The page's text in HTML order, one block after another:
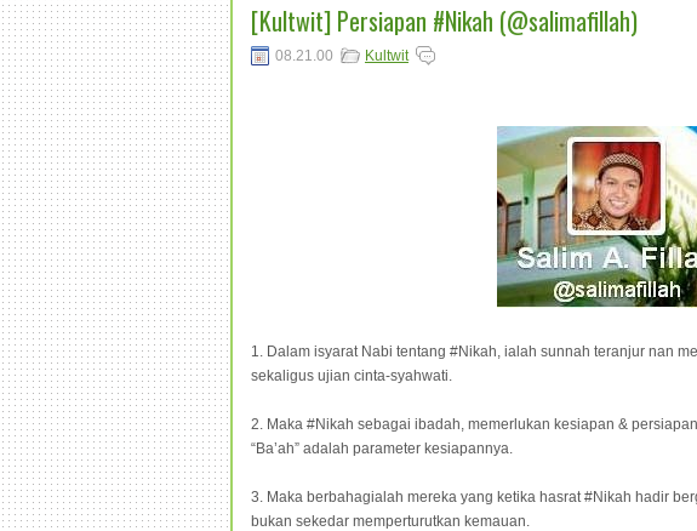
[Kultwit] Persiapan #Nikah (@salimafillah)
08.21.00 Kultwit
1. Dalam isyarat Nabi tentang #Nikah, ialah sunnah teranjur nan
sekaligus ujian cinta-syahwati.
2. Maka #Nikah sebagai ibadah, memerlukan kesiapan &
“Ba’ah” adalah parameter kesiapannya.
3. Maka berbahagialah mereka yang ketika hasrat #Nikah hadir
bukan sekedar memperturutkan kemauan.